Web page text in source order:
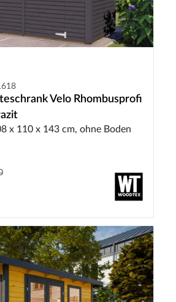
Velo Rhombusprofi
x 110 x 143 cm, ohne Boden